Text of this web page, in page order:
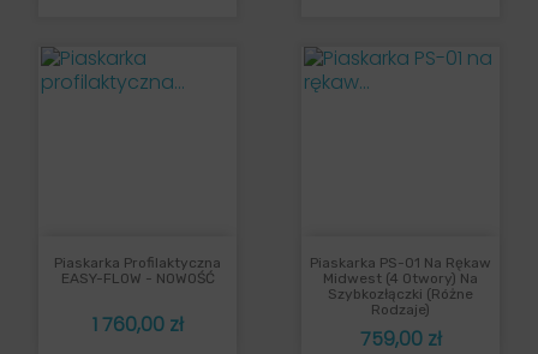
Piaskarka Profilaktyczna
EASY-FLOW - NOWOŚĆ
Cena
1 760,00 zł
Piaskarka PS-01 Na Rękaw
Midwest (4 Otwory) Na
Szybkozłączki (różne
Rodzaje)
Cena
759,00 zł